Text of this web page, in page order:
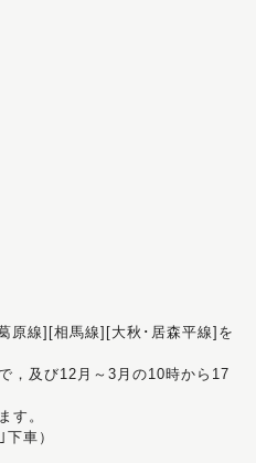
原線][相馬線][大秋･居森平線]を
，及び12月～3月の10時から17
す。
車）